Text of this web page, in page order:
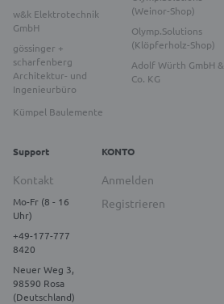
w&k Elektrotechnik
GmbH
gössinger +
scharfenberg
Architektur- und
Ingenieurbüro
Kümpel Baulemente
(Weinor-Shop)
Olymp.Solutions
(Klöpferholz-Shop)
Adolf Würth GmbH &
Co. KG
Support
Kontakt
Mo-Fr (8 - 16
Uhr)
+49-177-777
8420
Neuer Weg 3,
98590 Rosa
(Deutschland)
KONTO
Anmelden
Registrieren